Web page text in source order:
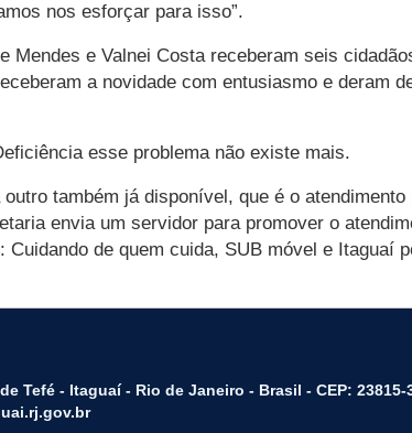
nos esforçar para isso”.
Mendes e Valnei Costa receberam seis
a novidade com entusiasmo e deram
esse problema não existe mais.
também já disponível, que é o
envia um servidor para promover o
de quem cuida, SUB móvel e Itaguaí
Tefé - Itaguaí - Rio de Janeiro - Brasil - CEP: 23815-